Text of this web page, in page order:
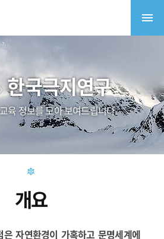
한국극지연구
육 정보를 모아 보여드립니다.
개요
자연환경이 가혹하고 문명세계에